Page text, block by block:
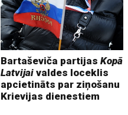
Bartaševiča partijasKopā
Latvijai valdes loceklis
apcietināts par ziņošanu
Krievijas dienestiem